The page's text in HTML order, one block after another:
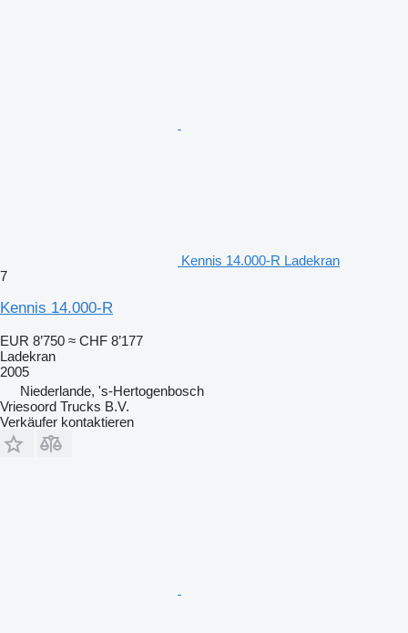
Kennis 14.000-R Ladekran
7
Kennis 14.000-R
EUR 8’750 ≈ CHF 8’177
Ladekran
2005
Niederlande, 's-Hertogenbosch
Vriesoord Trucks B.V.
Verkäufer kontaktieren